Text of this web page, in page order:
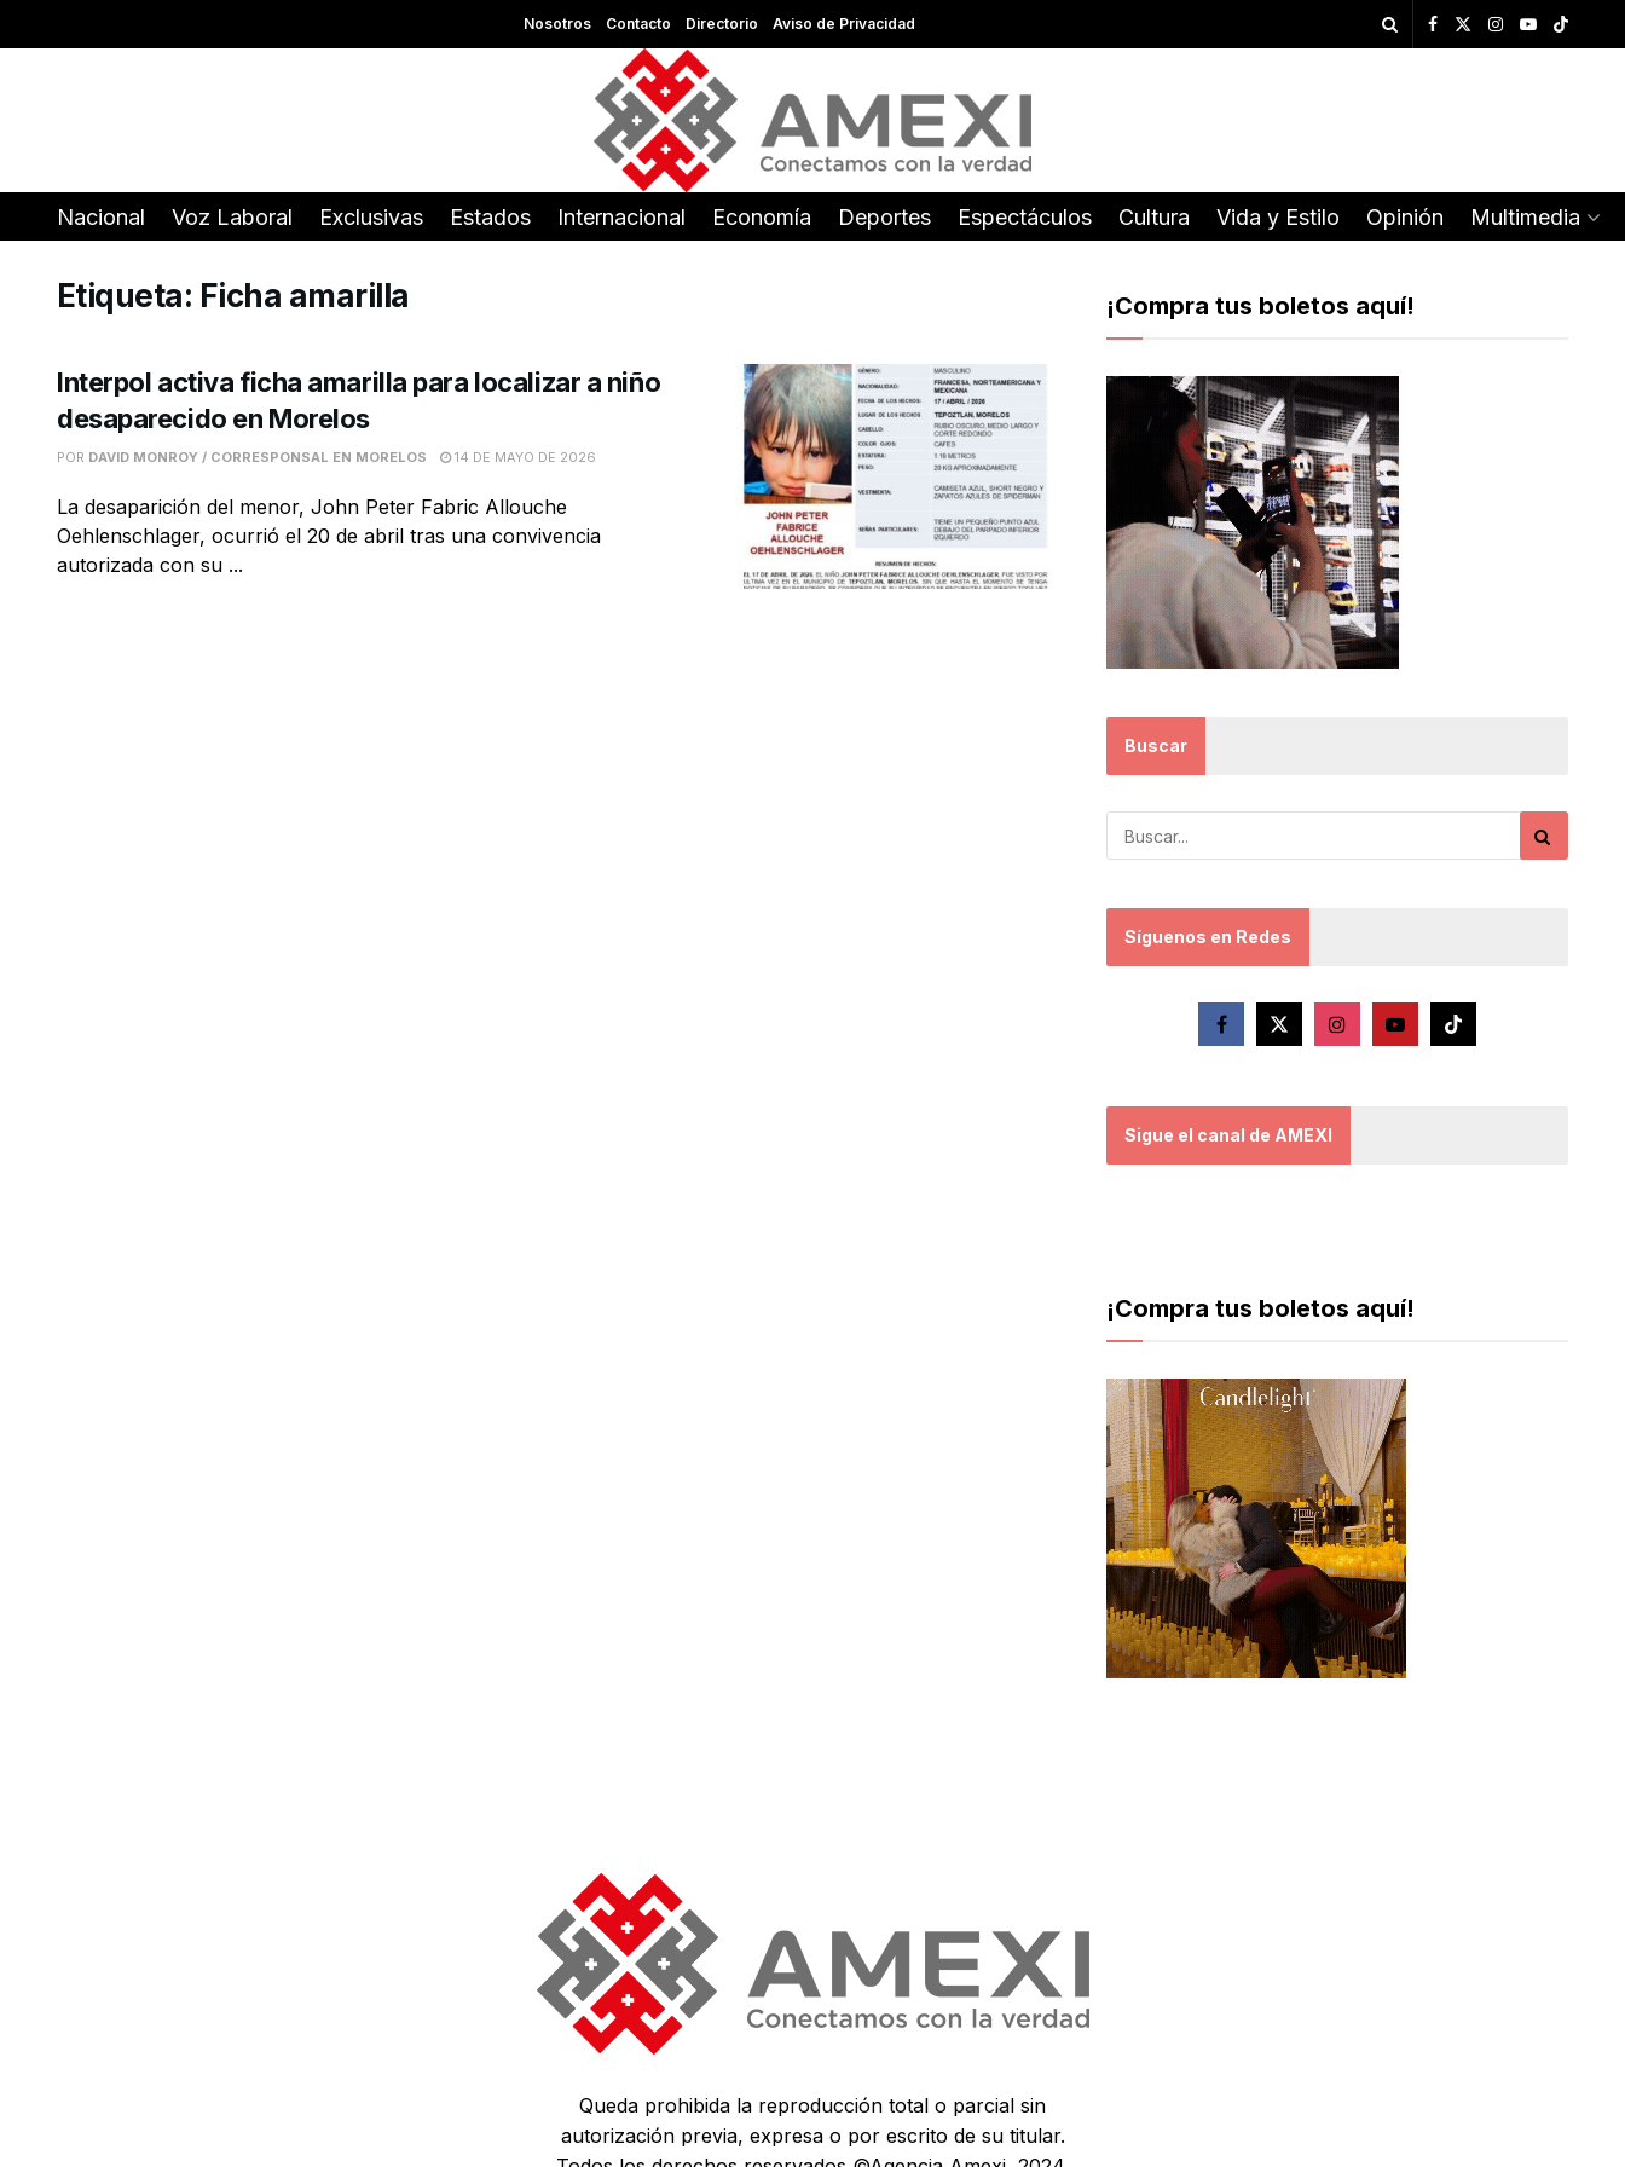
Nosotros Contacto Directorio Aviso de Privacidad
Nacional Voz Laboral Exclusivas Estados Internacional Economía Deportes Espectáculos Cultura Vida y Estilo Opinión Multimedia
Etiqueta: Ficha amarilla
Interpol activa ficha amarilla para localizar a niño
desaparecido en Morelos
POR DAVID MONROY / CORRESPONSAL EN MORELOS 14 DE MAYO DE 2026
La desaparición del menor, John Peter Fabric Allouche
Oehlenschlager, ocurrió el 20 de abril tras una convivencia
autorizada con su ...
¡Compra tus boletos aquí!
Buscar
Síguenos en Redes
Sigue el canal de AMEXI
¡Compra tus boletos aquí!
Queda prohibida la reproducción total o parcial sin
autorización previa, expresa o por escrito de su titular.